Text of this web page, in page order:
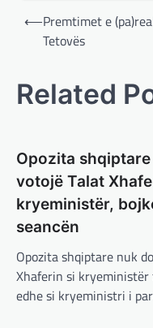
Post
navigation
⟵Premtimet e
Tetovës
Related
Opozita
votojë Talat
kryeministër,
seancën
Opozita shqiptare nuk
Xhaferin si
edhe si kryeministri i